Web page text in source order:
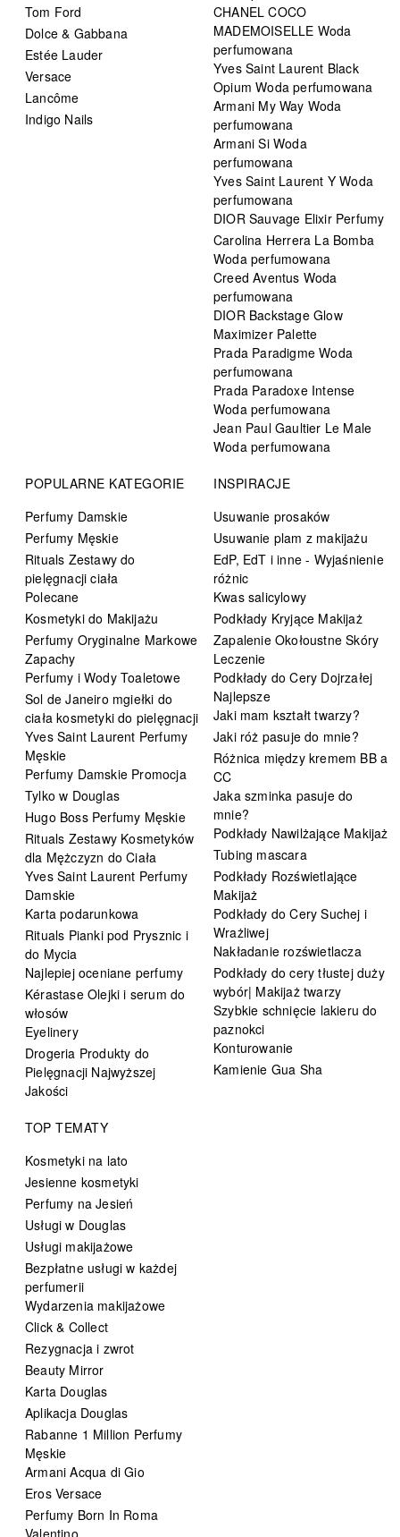
Tom Ford
Dolce & Gabbana
Estée Lauder
Versace
Lancôme
Indigo Nails
CHANEL COCO
MADEMOISELLE Woda
perfumowana
Yves Saint Laurent Black
Opium Woda perfumowana
Armani My Way Woda
perfumowana
Armani Si Woda
perfumowana
Yves Saint Laurent Y Woda
perfumowana
DIOR Sauvage Elixir Perfumy
Carolina Herrera La Bomba
Woda perfumowana
Creed Aventus Woda
perfumowana
DIOR Backstage Glow
Maximizer Palette
Prada Paradigme Woda
perfumowana
Prada Paradoxe Intense
Woda perfumowana
Jean Paul Gaultier Le Male
Woda perfumowana
POPULARNE KATEGORIE
Perfumy Damskie
Perfumy Męskie
Rituals Zestawy do
pielęgnacji ciała
Polecane
Kosmetyki do Makijażu
Perfumy Oryginalne Markowe
Zapachy
Perfumy i Wody Toaletowe
Sol de Janeiro mgiełki do
ciała kosmetyki do pielęgnacji
Yves Saint Laurent Perfumy
Męskie
Perfumy Damskie Promocja
Tylko w Douglas
Hugo Boss Perfumy Męskie
Rituals Zestawy Kosmetyków
dla Mężczyzn do Ciała
Yves Saint Laurent Perfumy
Damskie
Karta podarunkowa
Rituals Pianki pod Prysznic i
do Mycia
Najlepiej oceniane perfumy
Kérastase Olejki i serum do
włosów
Eyelinery
Drogeria Produkty do
Pielęgnacji Najwyższej
Jakości
INSPIRACJE
Usuwanie prosaków
Usuwanie plam z makijażu
EdP, EdT i inne - Wyjaśnienie
różnic
Kwas salicylowy
Podkłady Kryjące Makijaż
Zapalenie Okołoustne Skóry
Leczenie
Podkłady do Cery Dojrzałej
Najlepsze
Jaki mam kształt twarzy?
Jaki róż pasuje do mnie?
Różnica między kremem BB a
CC
Jaka szminka pasuje do
mnie?
Podkłady Nawilżające Makijaż
Tubing mascara
Podkłady Rozświetlające
Makijaż
Podkłady do Cery Suchej i
Wrażliwej
Nakładanie rozświetlacza
Podkłady do cery tłustej duży
wybór| Makijaż twarzy
Szybkie schnięcie lakieru do
paznokci
Konturowanie
Kamienie Gua Sha
TOP TEMATY
Kosmetyki na lato
Jesienne kosmetyki
Perfumy na Jesień
Usługi w Douglas
Usługi makijażowe
Bezpłatne usługi w każdej
perfumerii
Wydarzenia makijażowe
Click & Collect
Rezygnacja i zwrot
Beauty Mirror
Karta Douglas
Aplikacja Douglas
Rabanne 1 Million Perfumy
Męskie
Armani Acqua di Gio
Eros Versace
Perfumy Born In Roma
Valentino